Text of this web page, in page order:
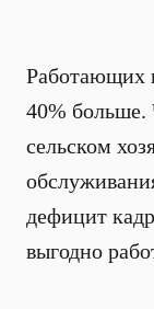
Работающих
40% больше.
сельском
дефицит
выгодно